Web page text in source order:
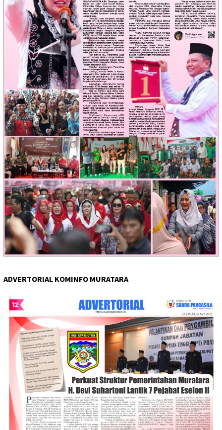
ADVERTORIAL KOMINFO MURATARA